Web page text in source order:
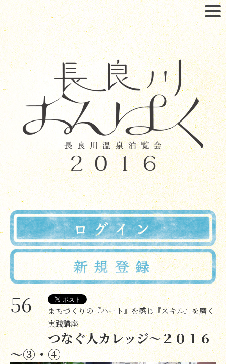
56
まちづくりの『ハート』を感じ『スキル』を磨く
実践講座
つなぐ人カレッジ～２０１６
～③・④